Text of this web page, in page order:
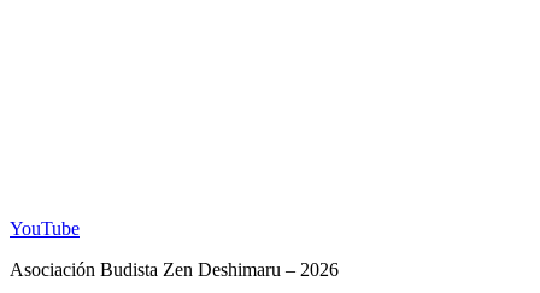
YouTube
Asociación Budista Zen Deshimaru – 2026